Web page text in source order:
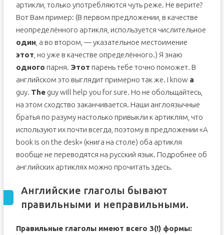
артикли, только употребляются чуть реже. Не верите?
Вот Вам пример: (В первом предложении, в качестве
неопределённого артикля, используется числительное
один , а во втором, — указательное местоимение
этот , но уже в качестве определённого.) Я знаю
одного парня. Этот парень тебе точно поможет. В
английском это выглядит примерно так же. I know a
guy. Theguy will help you for sure. Но не обольщайтесь,
на этом сходство заканчивается. Наши англоязычные
братья по разуму настолько привыкли к артиклям, что
используют их почти всегда, поэтому в предложении «A
book is on the desk» (книга на столе) оба артикля
вообще не переводятся на русский язык. Подробнее об
английских артиклях можно прочитать здесь.
Английские глаголы бывают
правильными и неправильными.
Правильные глаголы имеют всего 3(!) формы: